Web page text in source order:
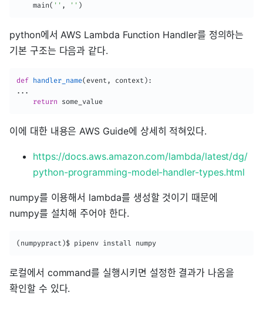
    main
( '' , '' )
python에서 AWS Lambda Function Handler를 정의하는
기본 구조는 다음과 같다.
def handler_name( event , context ) :
. . .
return some_value
이에 대한 내용은 AWS Guide에 상세히 적혀있다.
https://docs.aws.amazon.com/lambda/latest/dg/
python-programming-model-handler-types.html
numpy를 이용해서 lambda를 생성할 것이기 때문에
numpy를 설치해 주어야 한다.
(numpypract)$ pipenv install numpy
로컬에서 command를 실행시키면 설정한 결과가 나옴을
확인할 수 있다.